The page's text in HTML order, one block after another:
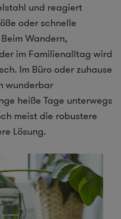
und reagiert
oder schnelle
Wandern,
im Familienalltag wird
Im Büro oder zuhause
wunderbar
heiße Tage unterwegs
meist die robustere
Lösung.